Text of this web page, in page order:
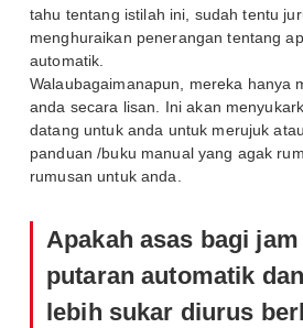
tahu tentang istilah ini, sudah tentu
menghuraikan penerangan tentang
automatik.
Walaubagaimanapun, mereka hanya
anda secara lisan. Ini akan
datang untuk anda untuk merujuk
panduan /buku manual yang agak
rumusan untuk anda.
Apakah asas bagi
putaran automatik
lebih sukar diurus